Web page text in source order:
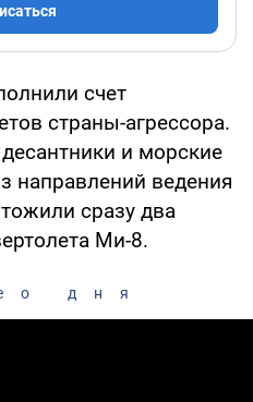
счет
страны-агрессора.
и морские
направлений ведения
сразу два
Ми-8.
дня